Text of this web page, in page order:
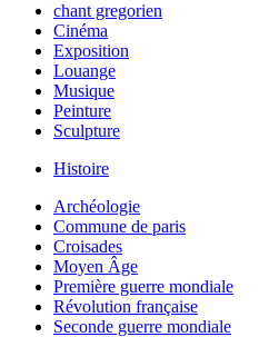
chant gregorien
Cinéma
Exposition
Louange
Musique
Peinture
Sculpture
Histoire
Archéologie
Commune de paris
Croisades
Moyen Âge
Première guerre mondiale
Révolution française
Seconde guerre mondiale